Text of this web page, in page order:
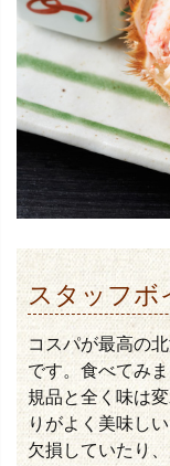
スタッフボ
コスパが最高の
です。食べてみ
規品と全く味は
りがよく美味し
欠損していたり